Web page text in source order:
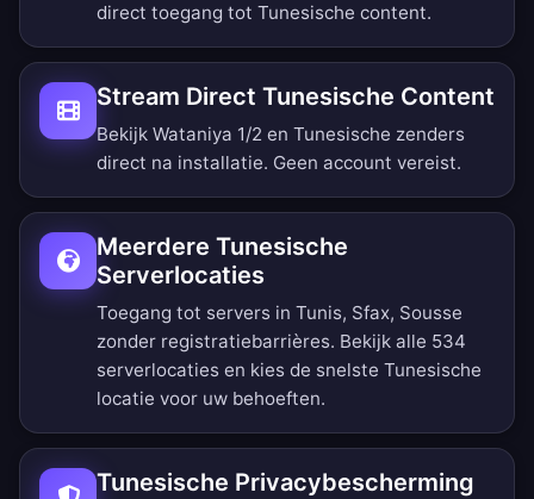
direct toegang tot Tunesische content.
Stream Direct Tunesische Content
Bekijk Wataniya 1/2 en Tunesische zenders
direct na installatie. Geen account vereist.
Meerdere Tunesische
Serverlocaties
Toegang tot servers in Tunis, Sfax, Sousse
zonder registratiebarrières. Bekijk alle 534
serverlocaties en kies de snelste Tunesische
locatie voor uw behoeften.
Tunesische Privacybescherming